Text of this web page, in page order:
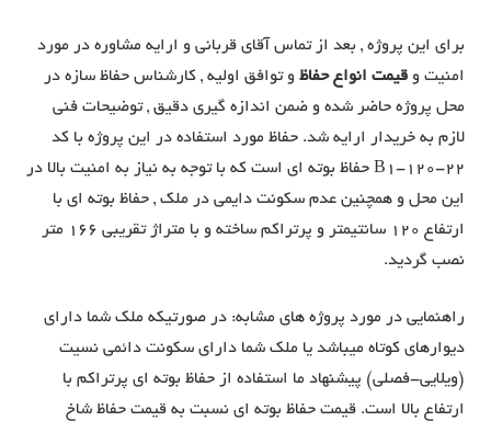
برای این پروژه , بعد از تماس آقای قربانی و ارایه مشاوره در مورد
امنیت و قیمت انواع حفاظ و توافق اولیه , کارشناس حفاظ سازه در
محل پروژه حاضر شده و ضمن اندازه گیری دقیق , توضیحات فنی
لازم به خریدار ارایه شد. حفاظ مورد استفاده در این پروژه با کد
B1-120-22 حفاظ بوته ای است که با توجه به نیاز به امنیت بالا در
این محل و همچنین عدم سکونت دایمی در ملک , حفاظ بوته ای با
ارتفاع 120 سانتیمتر و پرتراکم ساخته و با متراژ تقریبی 166 متر
نصب گردید.
راهنمایی در مورد پروژه های مشابه: در صورتیکه ملک شما دارای
دیوارهای کوتاه میباشد یا ملک شما دارای سکونت دائمی نسیت
(ویلایی-فصلی) پیشنهاد ما استفاده از حفاظ بوته ای پرتراکم با
ارتفاع بالا است. قیمت حفاظ بوته ای نسبت به قیمت حفاظ شاخ